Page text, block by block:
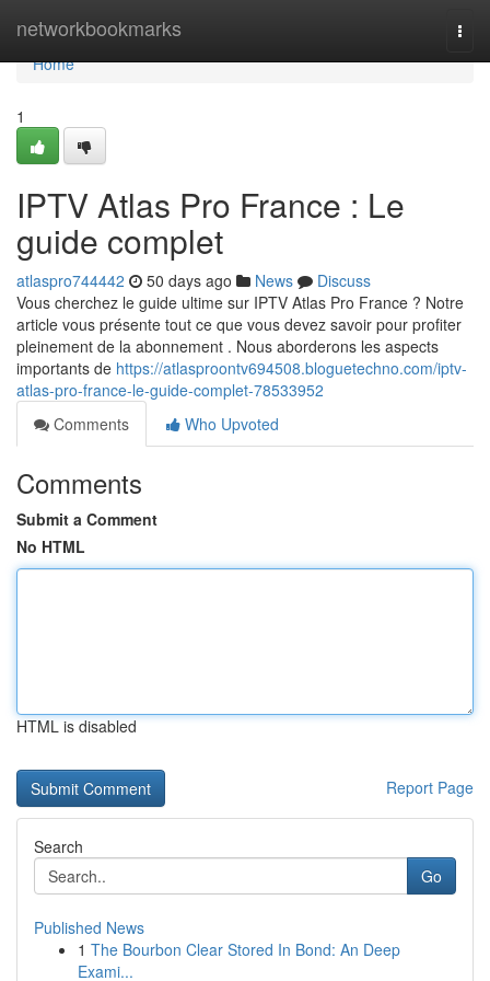
networkbookmarks
Home
Home
1
IPTV Atlas Pro France : Le
guide complet
atlaspro744442 50 days ago News
Discuss
Vous cherchez le guide ultime sur IPTV Atlas Pro France ? Notre
article vous présente tout ce que vous devez savoir pour profiter
pleinement de la abonnement . Nous aborderons les aspects
importants de https://atlasproontv694508.bloguetechno.com/iptv-
atlas-pro-france-le-guide-complet-78533952
Comments
Who Upvoted
Comments
Submit a Comment
No HTML
HTML is disabled
Report Page
Search
Go
Published News
1 The Bourbon Clear Stored In Bond: An Deep
Exami...